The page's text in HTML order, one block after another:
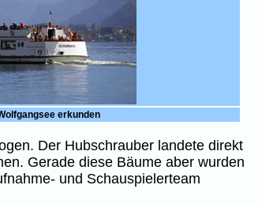
erkunden
Der Hubschrauber landete direkt
Gerade diese Bäume aber wurden
und Schauspielerteam